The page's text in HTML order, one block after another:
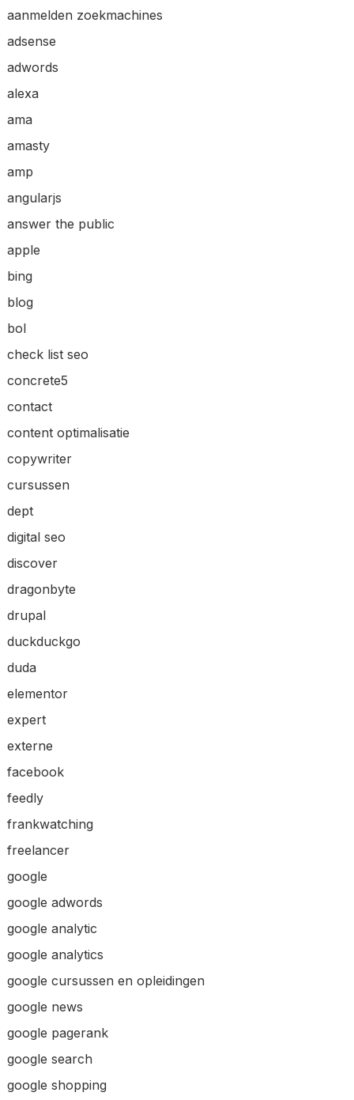
aanmelden zoekmachines
adsense
adwords
alexa
ama
amasty
amp
angularjs
answer the public
apple
bing
blog
bol
check list seo
concrete5
contact
content optimalisatie
copywriter
cursussen
dept
digital seo
discover
dragonbyte
drupal
duckduckgo
duda
elementor
expert
externe
facebook
feedly
frankwatching
freelancer
google
google adwords
google analytic
google analytics
google cursussen en opleidingen
google news
google pagerank
google search
google shopping